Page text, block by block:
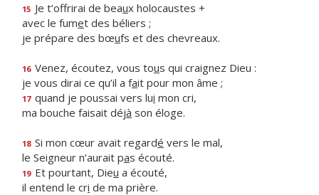
15 Je t’offrirai de beaux holocaustes +
avec le fumet des béliers ;
je prépare des bœufs et des chevreaux.
16 Venez, écoutez, vous tous qui craignez Dieu :
je vous dirai ce qu’il a fait pour mon âme ;
17 quand je poussai vers lui mon cri,
ma bouche faisait déjà son éloge.
18 Si mon cœur avait regardé vers le mal,
le Seigneur n’aurait pas écouté.
19 Et pourtant, Dieu a écouté,
il entend le cri de ma prière.